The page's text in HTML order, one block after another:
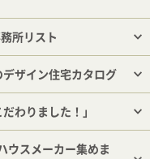
所リスト
デザイン住宅カタログ
わりました！」
ウスメーカー集めま